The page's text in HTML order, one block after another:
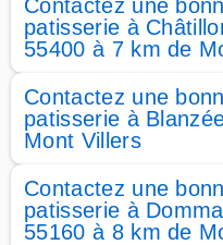
Contactez une
patisserie à
55400 à 7 km de
Contactez une
patisserie à
Mont Villers
Contactez une
patisserie à
55160 à 8 km de